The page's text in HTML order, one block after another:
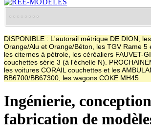
DISPONIBLE : L'autorail métrique DE DION,
Orange/Alu et Orange/Béton, les TGV Rame 5
les citernes à pétrole, les céréaliers FAUVET-
couchettes série 3 (à l'échelle N).
les voitures CORAIL couchettes et les
BB6700/BB67300, les wagons COKE MH45
Ingénierie,
fabrication de